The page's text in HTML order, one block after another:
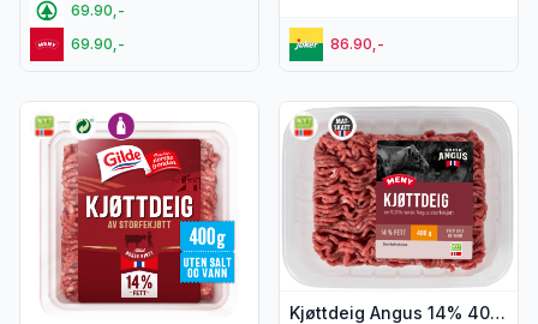
69.90,-
69.90,-
86.90,-
Vis flere detaljer for produktet "Kjøttdeig Storfe 14% u/
Kjøttdeig Angus 14% 400g Meny
Vis flere detaljer for